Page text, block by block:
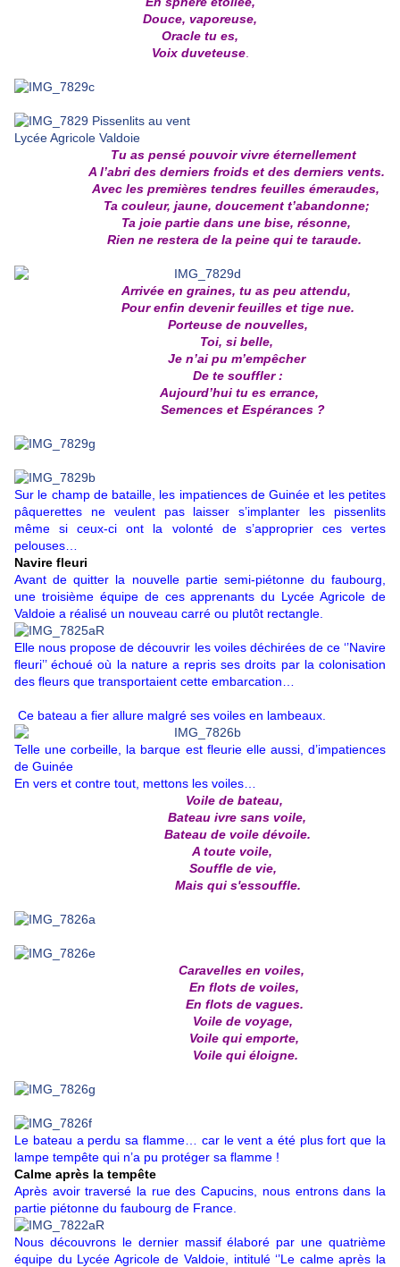
Douce, vaporeuse,
Oracle tu es,
Voix duveteuse.
Tu as pensé pouvoir vivre éternellement
A l’abri des derniers froids et des derniers vents.
Avec les premières tendres feuilles émeraudes,
Ta couleur, jaune, doucement t’abandonne;
Ta joie partie dans une bise, résonne,
Rien ne restera de la peine qui te taraude.
Arrivée en graines, tu as peu attendu,
Pour enfin devenir feuilles et tige nue.
Porteuse de nouvelles,
Toi, si belle,
Je n’ai pu m’empêcher
De te souffler :
Aujourd’hui tu es errance,
Semences et Espérances ?
Sur le champ de bataille, les impatiences de Guinée et les petites
pâquerettes ne veulent pas laisser s’implanter les pissenlits
même si ceux-ci ont la volonté de s’approprier ces vertes
pelouses…
Navire fleuri
Avant de quitter la nouvelle partie semi-piétonne du faubourg,
une troisième équipe de ces apprenants du Lycée Agricole de
Valdoie a réalisé un nouveau carré ou plutôt rectangle.
Elle nous propose de découvrir les voiles déchirées de ce ‘’Navire
fleuri’’ échoué où la nature a repris ses droits par la colonisation
des fleurs que transportaient cette embarcation…
Ce bateau a fier allure malgré ses voiles en lambeaux.
Telle une corbeille, la barque est fleurie elle aussi, d’impatiences
de Guinée
En vers et contre tout, mettons les voiles…
Voile de bateau,
Bateau ivre sans voile,
Bateau de voile dévoile.
A toute voile,
Souffle de vie,
Mais qui s'essouffle.
Caravelles en voiles,
En flots de voiles,
En flots de vagues.
Voile de voyage,
Voile qui emporte,
Voile qui éloigne.
Le bateau a perdu sa flamme… car le vent a été plus fort que la
lampe tempête qui n’a pu protéger sa flamme !
Calme après la tempête
Après avoir traversé la rue des Capucins, nous entrons dans la
partie piétonne du faubourg de France.
Nous découvrons le dernier massif élaboré par une quatrième
équipe du Lycée Agricole de Valdoie, intitulé ‘’Le calme après la